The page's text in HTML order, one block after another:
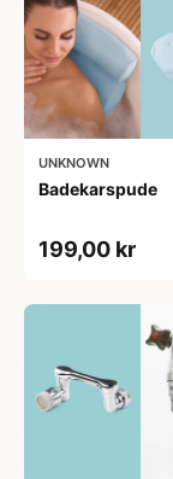
UNKNOWN
Badekarspude
199,00 kr